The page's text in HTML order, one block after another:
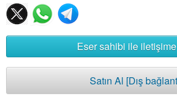
Eser sahibi ile
Satın Al [Dış